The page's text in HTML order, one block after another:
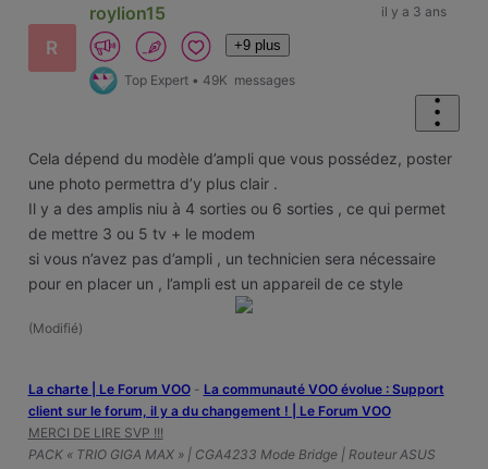
R
roylion15
+9 plus
Top Expert • 49K messages
il y a 3 ans
Cela dépend du modèle d’ampli que vous possédez, poster
une photo permettra d’y plus clair .
Il y a des amplis niu à 4 sorties ou 6 sorties , ce qui permet
de mettre 3 ou 5 tv + le modem
si vous n’avez pas d’ampli , un technicien sera nécessaire
pour en placer un , l’ampli est un appareil de ce style
(Modifié)
La charte | Le Forum VOO- ‎La communauté VOO évolue : Support
client sur le forum, il y a du changement ! | Le Forum VOO
MERCI DE LIRE SVP !!!
PACK « TRIO GIGA MAX » | CGA4233 Mode Bridge | Routeur ASUS